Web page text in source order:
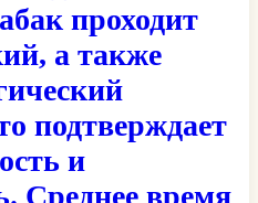
проходит
а также
подтверждает
и
Среднее время